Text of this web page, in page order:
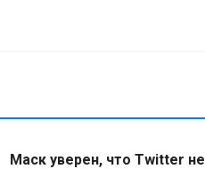
Маск уверен, что Twitter не